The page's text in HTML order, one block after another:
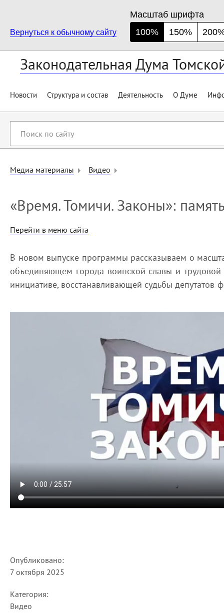
Вернуться к обычному сайту
Масштаб шрифта
100%
150%
Законодательная Дума
Новости Структура и состав Деятельность О Думе
сайту
Медиа материалы
Видео
«Время. Томичи. Законы»:
Перейти в меню сайта
В новом выпуске программы рассказываем о
объединяющем города воинской славы и трудовой
инициативе, восстанавливающей судьбы депутатов-
Опубликовано:
7 октября 2025
Категория:
Видео